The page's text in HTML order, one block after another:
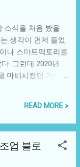
면 여전히 현저히
아간다. 원조 규모
산 계획을 축소하
장비 수요 감소로 이
미의 몇몇 바이오
들어간 사례를 여
공화당 주도 의회가
은 사람들이 급증했
무보험 환자가 눈에
무 상태가 악화된
입 계획도, MRI 장
소식을 처음 봤을
생각이 먼저 들었
나 스마트팩토리를
. 그런데 2020년
마비시켰던 기억을
원체 접근 및 이익
며, 이는 차기 팬데
레임워크다. 협상
는 건, 역설적으로
속서는 WHO 팬데
READ MORE »
업 블로